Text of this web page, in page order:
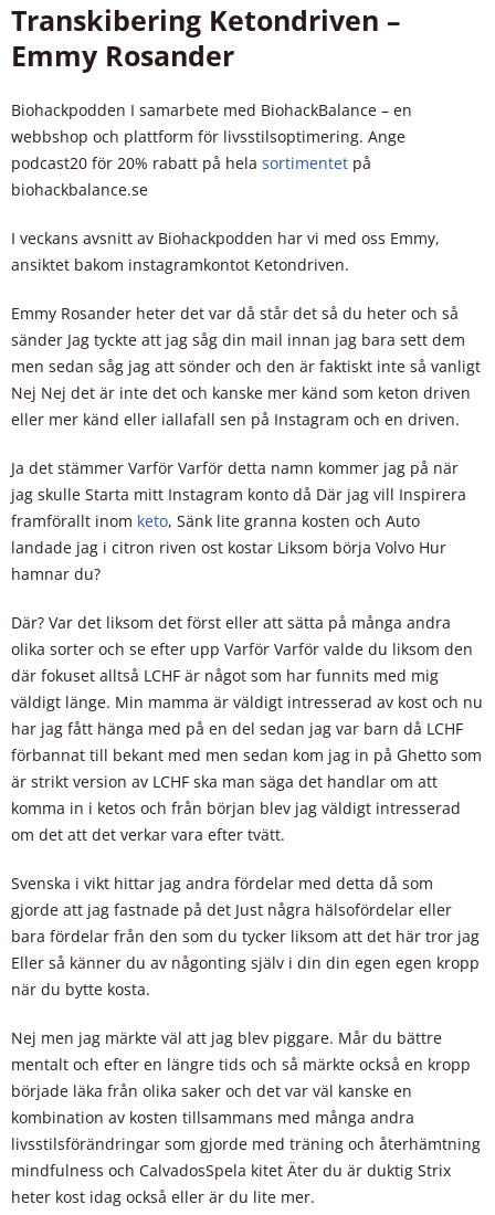
Transkibering Ketondriven –
Emmy Rosander
Biohackpodden I samarbete med BiohackBalance – en
webbshop och plattform för livsstilsoptimering. Ange
podcast20 för 20% rabatt på hela sortimentet på
biohackbalance.se
I veckans avsnitt av Biohackpodden har vi med oss Emmy,
ansiktet bakom instagramkontot Ketondriven.
Emmy Rosander heter det var då står det så du heter och så
sänder Jag tyckte att jag såg din mail innan jag bara sett dem
men sedan såg jag att sönder och den är faktiskt inte så vanligt
Nej Nej det är inte det och kanske mer känd som keton driven
eller mer känd eller iallafall sen på Instagram och en driven.
Ja det stämmer Varför Varför detta namn kommer jag på när
jag skulle Starta mitt Instagram konto då Där jag vill Inspirera
framförallt inom keto, Sänk lite granna kosten och Auto
landade jag i citron riven ost kostar Liksom börja Volvo Hur
hamnar du?
Där? Var det liksom det först eller att sätta på många andra
olika sorter och se efter upp Varför Varför valde du liksom den
där fokuset alltså LCHF är något som har funnits med mig
väldigt länge. Min mamma är väldigt intresserad av kost och nu
har jag fått hänga med på en del sedan jag var barn då LCHF
förbannat till bekant med men sedan kom jag in på Ghetto som
är strikt version av LCHF ska man säga det handlar om att
komma in i ketos och från början blev jag väldigt intresserad
om det att det verkar vara efter tvätt.
Svenska i vikt hittar jag andra fördelar med detta då som
gjorde att jag fastnade på det Just några hälsofördelar eller
bara fördelar från den som du tycker liksom att det här tror jag
Eller så känner du av någonting själv i din din egen egen kropp
när du bytte kosta.
Nej men jag märkte väl att jag blev piggare. Mår du bättre
mentalt och efter en längre tids och så märkte också en kropp
började läka från olika saker och det var väl kanske en
kombination av kosten tillsammans med många andra
livsstilsförändringar som gjorde med träning och återhämtning
mindfulness och CalvadosSpela kitet Äter du är duktig Strix
heter kost idag också eller är du lite mer.